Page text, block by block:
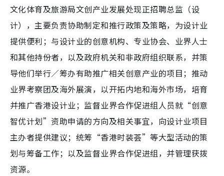
文化体育及旅游局文创产业发展处现正招聘总监（设
计），主要负责协助制定和推行政策及策略，为设计业
提供便利；与设计业的创意机构、专业协会、业界人士
和其他持份者，以及政府机关和非政府组织联系，并策
导他们举行／筹办有助推广相关创意产业的项目；推动
业界考察团及海外展演，以开拓内地和海外市场，培育
并推广香港设计业；监督业界合作促进组人员就“创意
智优计划”资助申请的方向及相关事宜，向设计业项目
主办者提供建议；统筹“香港时装荟”等大型活动的策
划与筹备工作；以及监督业界合作促进组，并管理获拨
资源。